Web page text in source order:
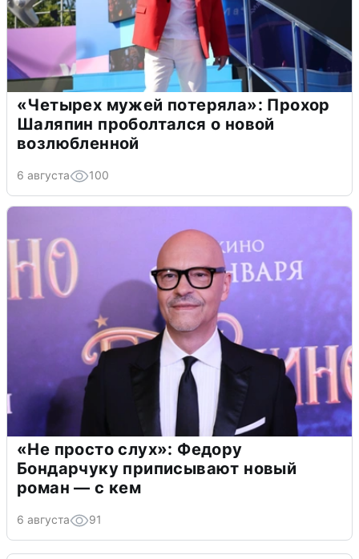
«Четырех мужей потеряла»: Прохор
Шаляпин проболтался о новой
возлюбленной
6 августа 100
«Не просто слух»: Федору
Бондарчуку приписывают новый
роман — с кем
6 августа 91